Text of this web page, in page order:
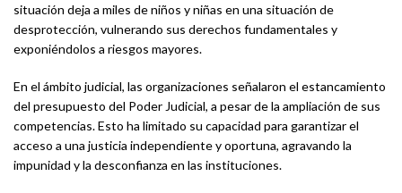
situación deja a miles de niños y niñas en una situación de
desprotección, vulnerando sus derechos fundamentales y
exponiéndolos a riesgos mayores.
En el ámbito judicial, las organizaciones señalaron el estancamiento
del presupuesto del Poder Judicial, a pesar de la ampliación de sus
competencias. Esto ha limitado su capacidad para garantizar el
acceso a una justicia independiente y oportuna, agravando la
impunidad y la desconfianza en las instituciones.